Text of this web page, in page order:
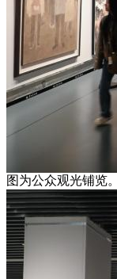
图为公众观光铺览